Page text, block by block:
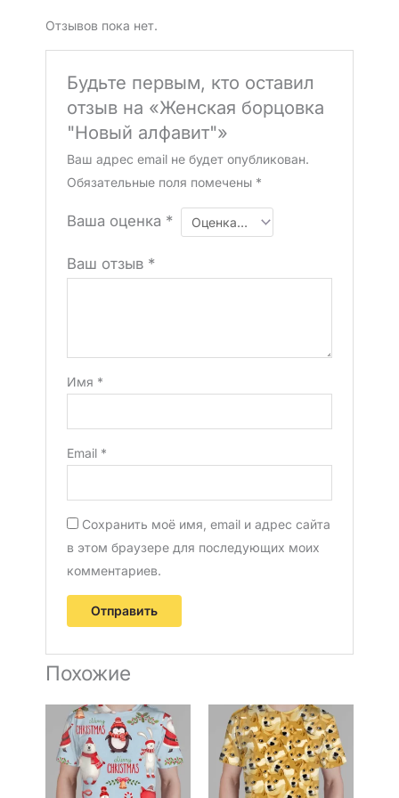
Отзывов пока нет.
Будьте первым, кто оставил
отзыв на «Женская борцовка
"Новый алфавит"»
Ваш адрес email не будет опубликован.
Обязательные поля помечены *
Ваша оценка *
Ваш отзыв *
Имя *
Email *
Сохранить моё имя, email и адрес сайта
в этом браузере для последующих моих
комментариев.
Похожие